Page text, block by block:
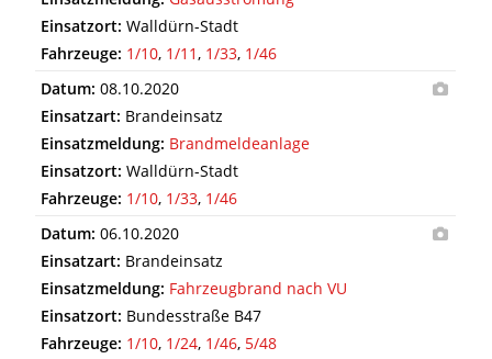
Einsatzort: Walldürn-Stadt
Fahrzeuge: 1/10, 1/11, 1/33, 1/46
Datum: 08.10.2020
Einsatzart: Brandeinsatz
Einsatzmeldung: Brandmeldeanlage
Einsatzort: Walldürn-Stadt
Fahrzeuge: 1/10, 1/33, 1/46
Datum: 06.10.2020
Einsatzart: Brandeinsatz
Einsatzmeldung: Fahrzeugbrand nach VU
Einsatzort: Bundesstraße B47
Fahrzeuge: 1/10, 1/24, 1/46, 5/48